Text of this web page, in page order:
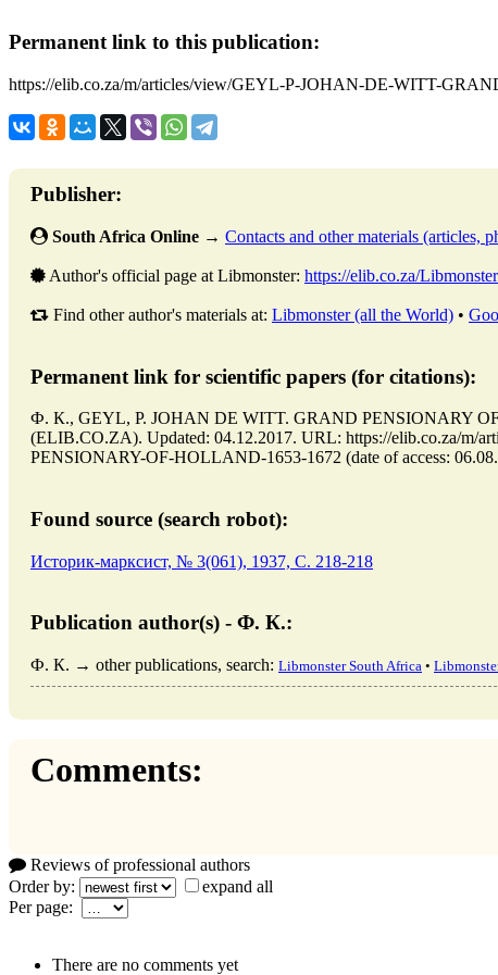
Permanent link to this publication:
https://elib.co.za/m/articles/view/GEYL-P-JOHAN-DE-WITT-
Publisher:
South Africa Online → Contacts and other materials (articles,
Author's official page at Libmonster: https://elib.co.za/Libmonster
Find other author's materials at: Libmonster (all the World) •
Permanent link for scientific papers (for citations):
Ф. К., GEYL, P. JOHAN DE WITT. GRAND PENSIONARY
(ELIB.CO.ZA). Updated: 04.12.2017. URL: https://elib.co.za/
PENSIONARY-OF-HOLLAND-1653-1672 (date of access:
Found source (search robot):
Историк-марксист, № 3(061), 1937, C. 218-218
Publication author(s) - Ф. К.:
Ф. К. → other publications, search: Libmonster South Africa •
Comments:
Reviews of professional authors
Order by:
expand all
Per page:
There are no comments yet